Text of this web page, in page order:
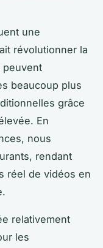
une
révolutionner la
peuvent
beaucoup plus
grâce
En
nous
rendant
réel de vidéos en
relativement
les